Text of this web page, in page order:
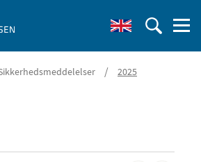
/ 2025